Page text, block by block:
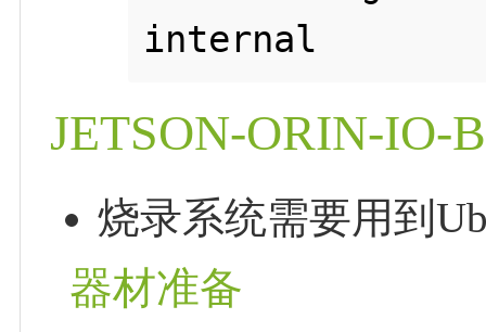
JETSON-ORIN-IO-
烧录系统需要用到
器材准备